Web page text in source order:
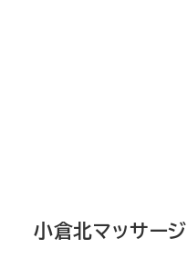
小倉北マッサージ